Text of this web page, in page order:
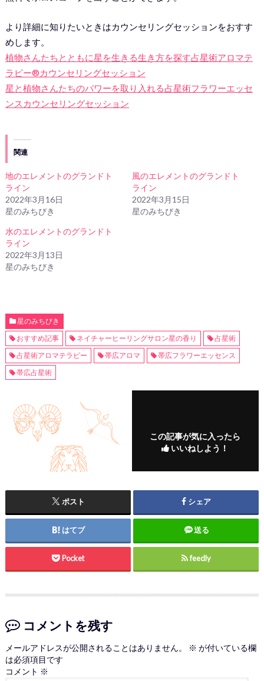
より詳細に知りたいときはカウンセリングセッションをおすす
めします。
植物さんたちとともに星を生きる生き方を探す占星術アロマテ
ラピー®︎カウンセリングセッション
星と植物さんたちのパワーを取り入れる占星術フラワーエッセ
ンスカウンセリングセッション
関連
地のエレメントのグランドト
ライン
2022年3月16日
星のみちびき
風のエレメントのグランドト
ライン
2022年3月15日
星のみちびき
水のエレメントのグランドト
ライン
2022年3月13日
星のみちびき
星のみちびき
おすすめ記事
ネイチャーヒーリングサロン星の香り
占星術
占星術アロマテラピー
帯広アロマ
帯広フラワーエッセンス
帯広占星術
この記事が気に入ったら
いいねしよう！
ポスト シェア
はてブ 送る
Pocket feedly
コメントを残す
メールアドレスが公開されることはありません。 ※ が付いている欄
は必須項目です
コメント ※